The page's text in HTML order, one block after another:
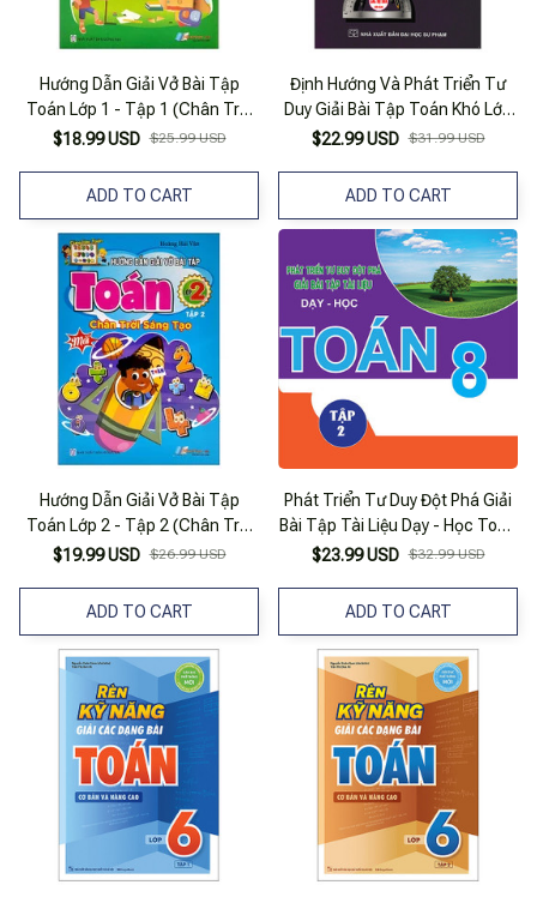
Hướng Dẫn Giải Vở Bài Tập
Toán Lớp 1 - Tập 1 (Chân Trời
Sáng Tạo)
$18.99 USD $25.99 USD
ADD TO CART
Định Hướng Và Phát Triển Tư
Duy Giải Bài Tập Toán Khó Lớp
8 - Tập 1
$22.99 USD $31.99 USD
ADD TO CART
Hướng Dẫn Giải Vở Bài Tập
Toán Lớp 2 - Tập 2 (Chân Trời
Sáng Tạo)
$19.99 USD $26.99 USD
ADD TO CART
Phát Triển Tư Duy Đột Phá Giải
Bài Tập Tài Liệu Dạy - Học Toán
Lớp 8 (Tập 2)
$23.99 USD $32.99 USD
ADD TO CART